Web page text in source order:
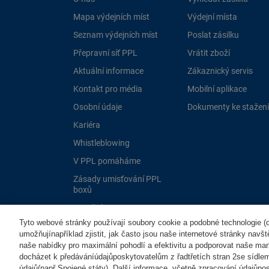
Mapa výdejních míst
Seznam výdejních míst
Přepravní síť PPL
Aktuální informace
Kontakt pro média
Osobní údaje
Kariéra
Whistleblowing
V PPL pomáháme
Zásady umisťování PPL
boxů
Dotační programy EU
Výdejní místa
Poslat zásilku
Vrátit zboží
Zákaznický servis
Mobilní aplikace
Dokumenty ke stažení
Tyto webové stránky používají soubory cookie a podobné technologie
umožňujínapříklad zjistit, jak často jsou naše internetové stránky
naše nabídky pro maximální pohodlí a efektivitu a podporovat naše
docházet k předáváníúdajůposkytovatelům z řadtřetích stran 2se